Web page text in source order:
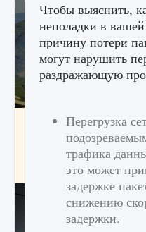
Как исправить ошибку
«Идет сохранение
начать сохранение
9 августа 2024
Чтобы выяснить,
неполадки в
причину потери
могут нарушить
раздражающую
Перегрузка
трафика
это может
задержке
снижению
задержки.